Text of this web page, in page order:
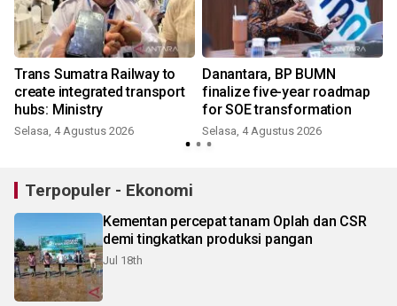
Trans Sumatra Railway to
create integrated transport
hubs: Ministry
Selasa, 4 Agustus 2026
Danantara, BP BUMN
finalize five-year roadmap
for SOE transformation
Selasa, 4 Agustus 2026
Terpopuler - Ekonomi
Kementan percepat tanam Oplah dan CSR
demi tingkatkan produksi pangan
Jul 18th